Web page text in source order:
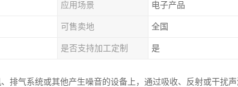
应用场景 电子产品
可售卖地 全国
是否支持加工定制 是
排气系统或其他产生噪音的设备上，通过吸收、反射或干扰